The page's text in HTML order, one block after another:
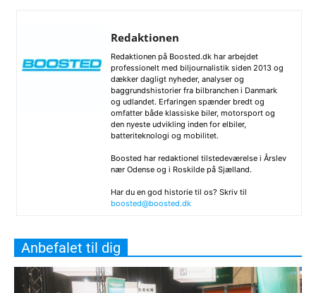
Redaktionen
Redaktionen på Boosted.dk har arbejdet
professionelt med biljournalistik siden 2013 og
dækker dagligt nyheder, analyser og
baggrundshistorier fra bilbranchen i Danmark
og udlandet. Erfaringen spænder bredt og
omfatter både klassiske biler, motorsport og
den nyeste udvikling inden for elbiler,
batteriteknologi og mobilitet.
Boosted har redaktionel tilstedeværelse i Årslev
nær Odense og i Roskilde på Sjælland.
Har du en god historie til os? Skriv til
boosted@boosted.dk